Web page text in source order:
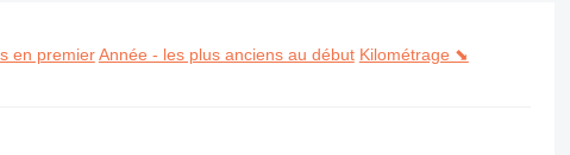
en premier Année - les plus anciens au début Kilométrage ⬊